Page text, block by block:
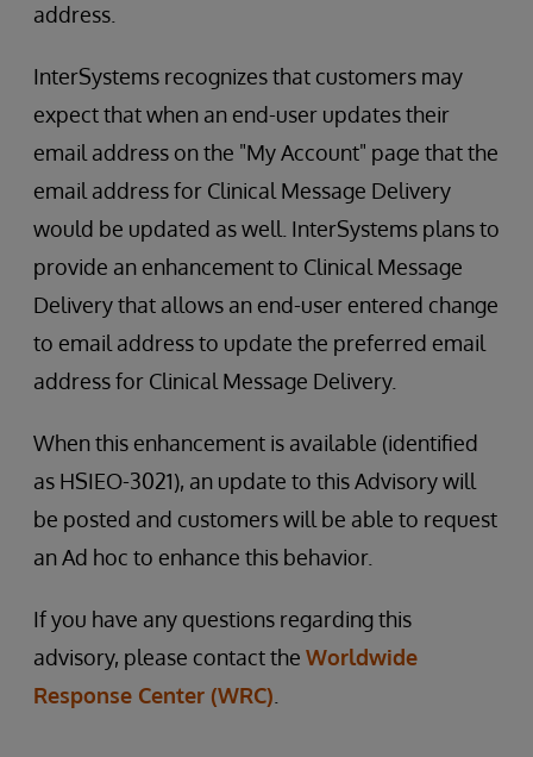
address.
InterSystems recognizes that customers may
expect that when an end-user updates their
email address on the "My Account" page that the
email address for Clinical Message Delivery
would be updated as well. InterSystems plans to
provide an enhancement to Clinical Message
Delivery that allows an end-user entered change
to email address to update the preferred email
address for Clinical Message Delivery.
When this enhancement is available (identified
as HSIEO-3021), an update to this Advisory will
be posted and customers will be able to request
an Ad hoc to enhance this behavior.
If you have any questions regarding this
advisory, please contact the Worldwide
Response Center (WRC)